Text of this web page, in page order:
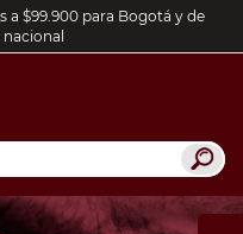
a $99.900 para Bogotá y de